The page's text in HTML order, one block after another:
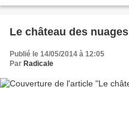
Le château des nuages
Publié le 14/05/2014 à 12:05
Par Radicale